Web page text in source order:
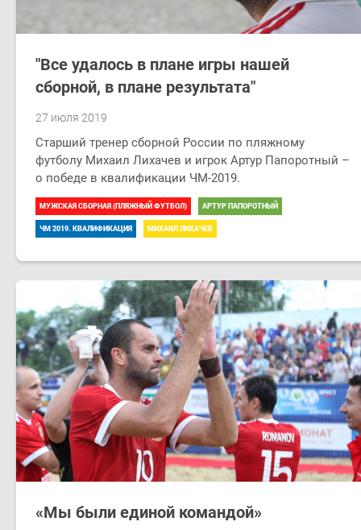
27 июля 2019
"Все удалось в плане игры нашей
сборной, в плане результата"
Старший тренер сборной России по пляжному
футболу Михаил Лихачев и игрок Артур Папоротный –
о победе в квалификации ЧМ-2019.
МУЖСКАЯ СБОРНАЯ (ПЛЯЖНЫЙ ФУТБОЛ) АРТУР ПАПОРОТНЫЙ
ЧМ 2019. КВАЛИФИКАЦИЯ МИХАИЛ ЛИХАЧЕВ
«Мы были единой командой»